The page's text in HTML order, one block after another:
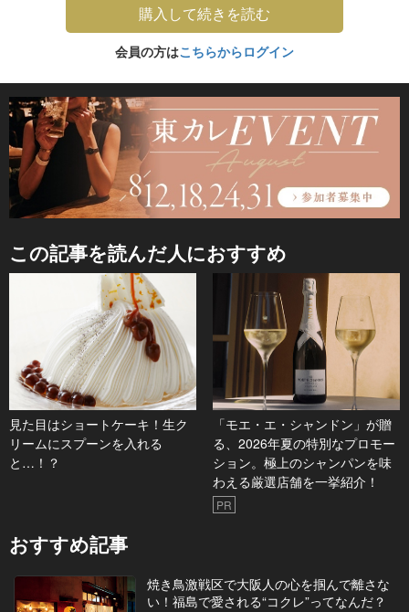
購入して続きを読む
会員の方はこちらからログイン
この記事を読んだ人におすすめ
見た目はショートケーキ！生ク
リームにスプーンを入れる
と…！？
「モエ・エ・シャンドン」が贈
る、2026年夏の特別なプロモー
ション。極上のシャンパンを味
わえる厳選店舗を一挙紹介！
PR
おすすめ記事
焼き鳥激戦区で大阪人の心を掴んで離さな
い！福島で愛される“コクレ”ってなんだ？